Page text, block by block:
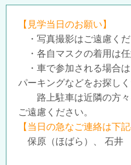
【見学当日のお願い】
・写真撮影はご遠慮くだ
・各自マスクの着用は任
・車で参加される場合
パーキングなどをお探しく
路上駐車は近隣の方々
ご遠慮ください。
【当日の急なご連絡は下記
保原（ほばら）、 石井